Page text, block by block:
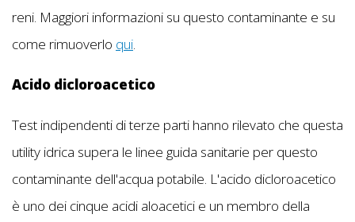
reni. Maggiori informazioni su questo contaminante e su
come rimuoverlo qui.
Acido dicloroacetico
Test indipendenti di terze parti hanno rilevato che questa
utility idrica supera le linee guida sanitarie per questo
contaminante dell'acqua potabile. L'acido dicloroacetico
è uno dei cinque acidi aloacetici e un membro della